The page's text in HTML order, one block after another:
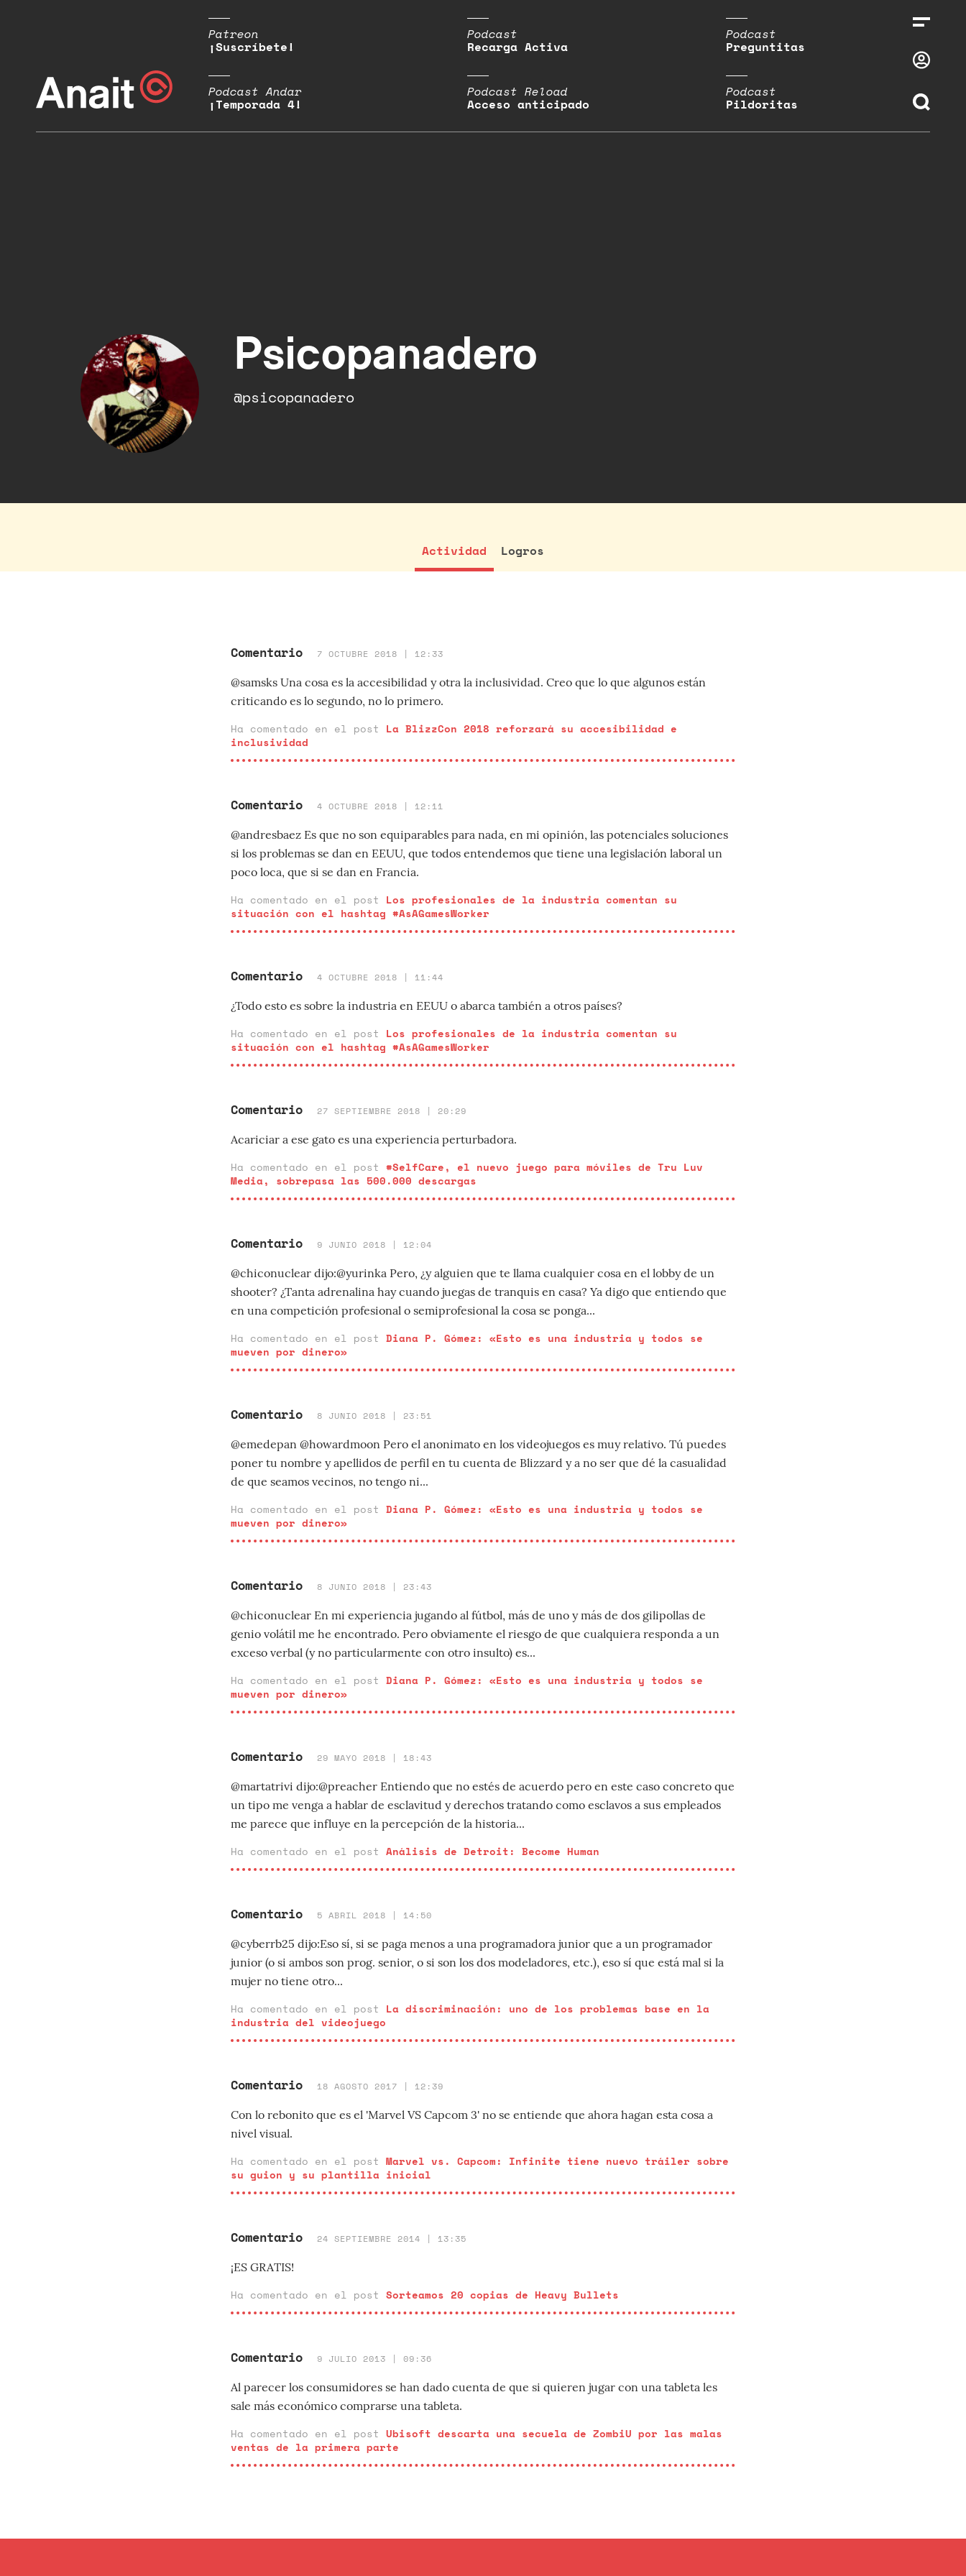
Patreon
¡Suscríbete!
Podcast
Recarga Activa
Podcast
Preguntitas
Podcast Andar
¡Temporada 4!
Podcast Reload
Acceso anticipado
Podcast
Pildoritas
Psicopanadero
@psicopanadero
Actividad Logros
Comentario 7 OCTUBRE 2018 | 12:33
@samsks Una cosa es la accesibilidad y otra la inclusividad. Creo que lo que algunos están
criticando es lo segundo, no lo primero.
Ha comentado en el post La BlizzCon 2018 reforzará su accesibilidad e
inclusividad
Comentario 4 OCTUBRE 2018 | 12:11
@andresbaez Es que no son equiparables para nada, en mi opinión, las potenciales soluciones
si los problemas se dan en EEUU, que todos entendemos que tiene una legislación laboral un
poco loca, que si se dan en Francia.
Ha comentado en el post Los profesionales de la industria comentan su
situación con el hashtag #AsAGamesWorker
Comentario 4 OCTUBRE 2018 | 11:44
¿Todo esto es sobre la industria en EEUU o abarca también a otros países?
Ha comentado en el post Los profesionales de la industria comentan su
situación con el hashtag #AsAGamesWorker
Comentario 27 SEPTIEMBRE 2018 | 20:29
Acariciar a ese gato es una experiencia perturbadora.
Ha comentado en el post #SelfCare, el nuevo juego para móviles de Tru Luv
Media, sobrepasa las 500.000 descargas
Comentario 9 JUNIO 2018 | 12:04
@chiconuclear dijo:@yurinka Pero, ¿y alguien que te llama cualquier cosa en el lobby de un
shooter? ¿Tanta adrenalina hay cuando juegas de tranquis en casa? Ya digo que entiendo que
en una competición profesional o semiprofesional la cosa se ponga...
Ha comentado en el post Diana P. Gómez: «Esto es una industria y todos se
mueven por dinero»
Comentario 8 JUNIO 2018 | 23:51
@emedepan @howardmoon Pero el anonimato en los videojuegos es muy relativo. Tú puedes
poner tu nombre y apellidos de perfil en tu cuenta de Blizzard y a no ser que dé la casualidad
de que seamos vecinos, no tengo ni...
Ha comentado en el post Diana P. Gómez: «Esto es una industria y todos se
mueven por dinero»
Comentario 8 JUNIO 2018 | 23:43
@chiconuclear En mi experiencia jugando al fútbol, más de uno y más de dos gilipollas de
genio volátil me he encontrado. Pero obviamente el riesgo de que cualquiera responda a un
exceso verbal (y no particularmente con otro insulto) es...
Ha comentado en el post Diana P. Gómez: «Esto es una industria y todos se
mueven por dinero»
Comentario 29 MAYO 2018 | 18:43
@martatrivi dijo:@preacher Entiendo que no estés de acuerdo pero en este caso concreto que
un tipo me venga a hablar de esclavitud y derechos tratando como esclavos a sus empleados
me parece que influye en la percepción de la historia...
Ha comentado en el post Análisis de Detroit: Become Human
Comentario 5 ABRIL 2018 | 14:50
@cyberrb25 dijo:Eso sí, si se paga menos a una programadora junior que a un programador
junior (o si ambos son prog. senior, o si son los dos modeladores, etc.), eso sí que está mal si la
mujer no tiene otro...
Ha comentado en el post La discriminación: uno de los problemas base en la
industria del videojuego
Comentario 18 AGOSTO 2017 | 12:39
Con lo rebonito que es el 'Marvel VS Capcom 3' no se entiende que ahora hagan esta cosa a
nivel visual.
Ha comentado en el post Marvel vs. Capcom: Infinite tiene nuevo tráiler sobre
su guion y su plantilla inicial
Comentario 24 SEPTIEMBRE 2014 | 13:35
¡ES GRATIS!
Ha comentado en el post Sorteamos 20 copias de Heavy Bullets
Comentario 9 JULIO 2013 | 09:36
Al parecer los consumidores se han dado cuenta de que si quieren jugar con una tableta les
sale más económico comprarse una tableta.
Ha comentado en el post Ubisoft descarta una secuela de ZombiU por las malas
ventas de la primera parte